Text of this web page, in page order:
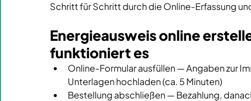
Schritt für Schritt durch die Online-Erfassung
Energieausweis online
funktioniert es
Online-Formular ausfüllen — Angaben zur
Unterlagen hochladen (ca. 5 Minuten)
Bestellung abschließen — Bezahlung,